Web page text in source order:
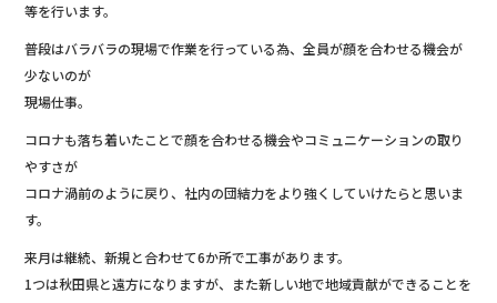
等を行います。
普段はバラバラの現場で作業を行っている為、全員が顔を合わせる機会が
少ないのが
現場仕事。
コロナも落ち着いたことで顔を合わせる機会やコミュニケーションの取り
やすさが
コロナ渦前のように戻り、社内の団結力をより強くしていけたらと思いま
す。
来月は継続、新規と合わせて6か所で工事があります。
1つは秋田県と遠方になりますが、また新しい地で地域貢献ができることを